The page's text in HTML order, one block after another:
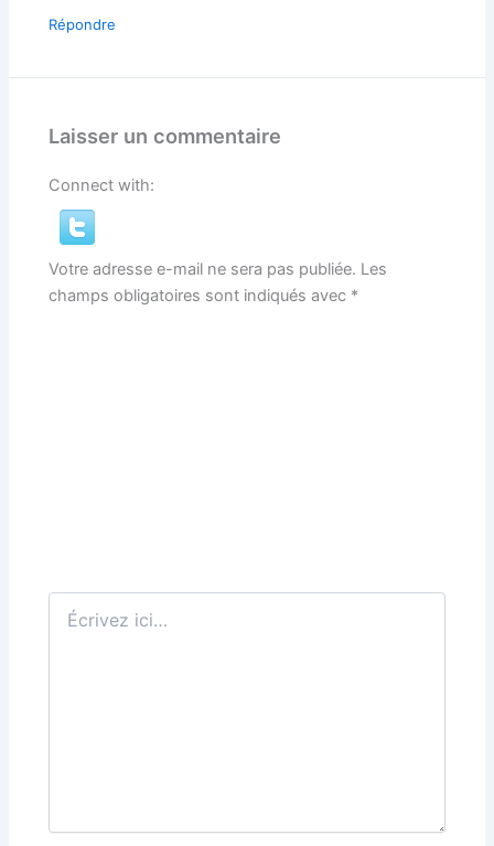
Répondre
Laisser un commentaire
Connect with:
Votre adresse e-mail ne sera pas publiée. Les
champs obligatoires sont indiqués avec *
Écrivez
ici…